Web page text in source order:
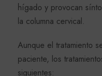
hígado y provocan
la columna cervical.
Aunque el tratamiento
paciente, los
siguientes: